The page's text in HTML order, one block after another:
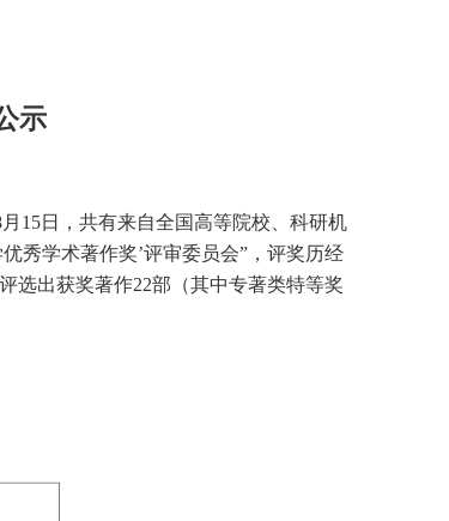
示
15日，共有来自全国高等院校、科研机
秀学术著作奖’评审委员会”，评奖历经
选出获奖著作22部（其中专著类特等奖